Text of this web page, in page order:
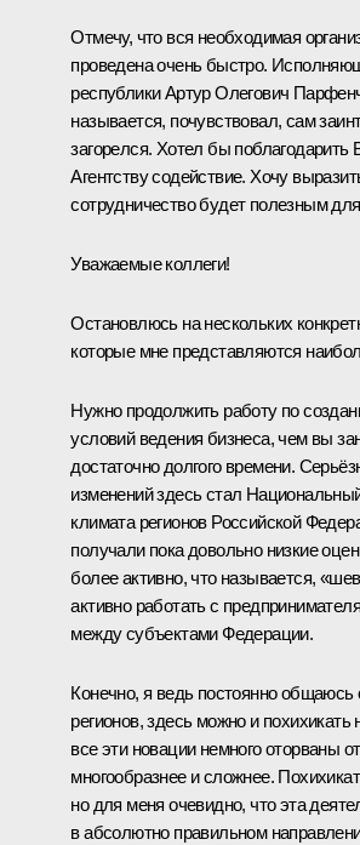
Отмечу, что вся необходимая
проведена очень быстро.
республики Артур Олегович
называется, почувствовал, сам
загорелся. Хотел бы поблагодарить
Агентству содействие. Хочу
сотрудничество будет полезным
Уважаемые коллеги!
Остановлюсь на нескольких
которые мне представляются
Нужно продолжить работу по
условий ведения бизнеса, чем вы
достаточно долгого времени.
изменений здесь стал
климата регионов Российской
получали пока довольно низкие
более активно, что называется,
активно работать с
между субъектами Федерации.
Конечно, я ведь постоянно общаюсь
регионов, здесь можно и похихикать
все эти новации немного оторваны
многообразнее и сложнее.
но для меня очевидно, что эта
в абсолютно правильном